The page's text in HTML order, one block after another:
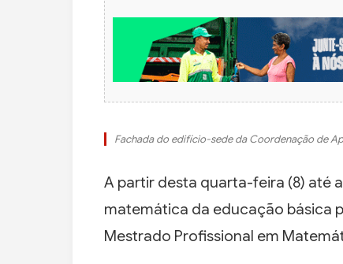
Fachada do edifício-sede da Coordenação de
A partir desta quarta-feira (8) até
matemática da educação básica
Mestrado Profissional em